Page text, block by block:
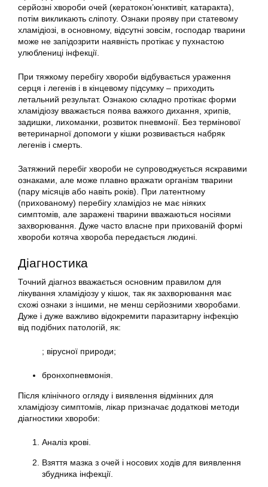
серйозні хвороби очей (кератокон’юнктивіт, катаракта),
потім викликають сліпоту. Ознаки прояву при статевому
хламідіозі, в основному, відсутні зовсім, господар тварини
може не запідозрити наявність протікає у пухнастою
улюблениці інфекції.
При тяжкому перебігу хвороби відбувається ураження
серця і легенів і в кінцевому підсумку – приходить
летальний результат. Ознакою складно протікає форми
хламідіозу вважається поява важкого дихання, хрипів,
задишки, лихоманки, розвиток пневмонії. Без термінової
ветеринарної допомоги у кішки розвивається набряк
легенів і смерть.
Затяжний перебіг хвороби не супроводжується яскравими
ознаками, але може плавно вражати організм тварини
(пару місяців або навіть років). При латентному
(прихованому) перебігу хламідіоз не має ніяких
симптомів, але заражені тварини вважаються носіями
захворювання. Дуже часто власне при прихованій формі
хвороби котяча хвороба передається людині.
Діагностика
Точний діагноз вважається основним правилом для
лікування хламідіозу у кішок, так як захворювання має
схожі ознаки з іншими, не менш серйозними хворобами.
Дуже і дуже важливо відокремити паразитарну інфекцію
від подібних патологій, як:
; вірусної природи;
бронхопневмонія.
Після клінічного огляду і виявлення відмінних для
хламідіозу симптомів, лікар призначає додаткові методи
діагностики хвороби:
Аналіз крові.
Взяття мазка з очей і носових ходів для виявлення
збудника інфекції.